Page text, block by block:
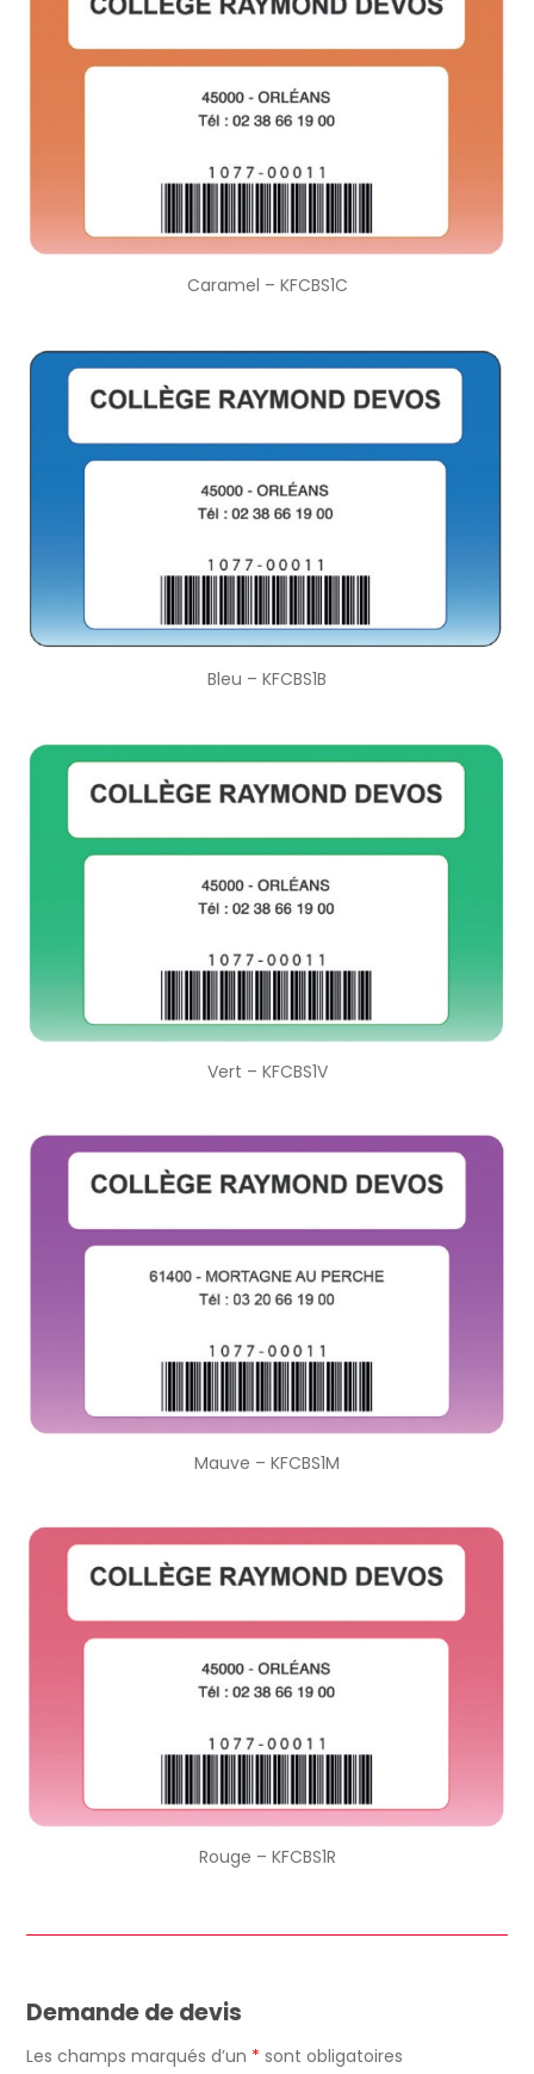
Caramel – KFCBS1C
Bleu – KFCBS1B
Vert – KFCBS1V
Mauve – KFCBS1M
Rouge – KFCBS1R
Demande de devis
Les champs marqués d’un * sont obligatoires